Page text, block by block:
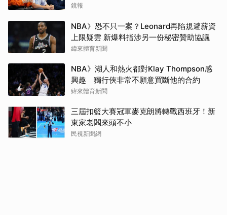
鏡報
NBA》恐不只一案？Leonard再陷規避薪資
上限疑雲 新爆料指涉另一份秘密贊助協議
緯來體育新聞
NBA》湖人和熱火都對Klay Thompson感
興趣 獨行俠非常不願意買斷他的合約
緯來體育新聞
三屆扣籃大賽冠軍麥克朗將轉戰西班牙！新
東家老闆來頭不小
民視新聞網